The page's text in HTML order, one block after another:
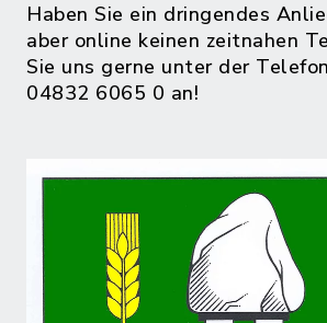
Haben Sie ein dringendes
aber online keinen zeitnahen
Sie uns gerne unter der
04832 6065 0 an!